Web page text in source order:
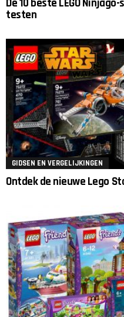
De 10 beste LEGO
testen
GIDSEN EN VERGELIJKINGEN
Ontdek de nieuwe Lego